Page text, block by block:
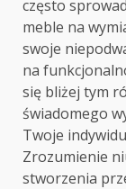
często
meble na
swoje
na
się bliżej tym
świadomego
Twoje
Zrozumienie
stworzenia